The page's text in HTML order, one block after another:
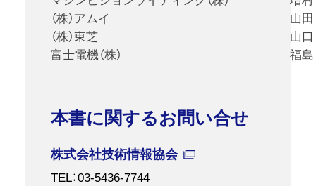
（株）アムイ
山
（株）東芝
山
富士電機（株）
福
本書に関するお問い合せ
株式会社技術情報協会
TEL：03-5436-7744